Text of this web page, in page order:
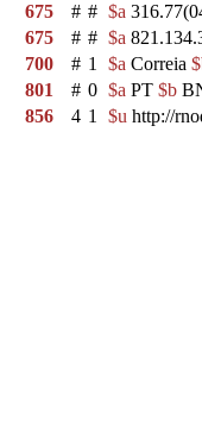
675
# # $a
675
# # $a
700
# 1 $a Correia
801
# 0 $a PT $b
856
4 1 $u http://